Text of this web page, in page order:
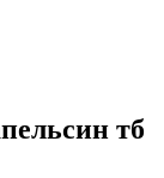
тб